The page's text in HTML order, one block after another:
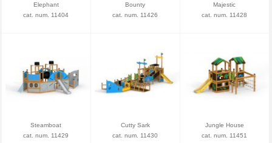
Elephant
cat. num. 11404
Bounty
cat. num. 11426
Majestic
cat. num. 11428
Steamboat
cat. num. 11429
Cutty Sark
cat. num. 11430
Jungle House
cat. num. 11451